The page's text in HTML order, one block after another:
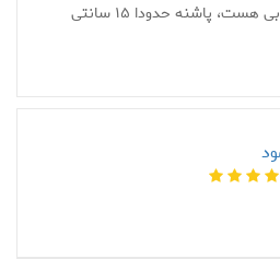
در كانديشن خوبى هست، پاشنه حدودا ١٥ سانتى